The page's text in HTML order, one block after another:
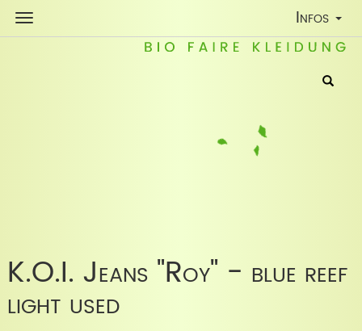
Toggle
Infos
K.O.I. Jeans "Roy" - blue reef
light used